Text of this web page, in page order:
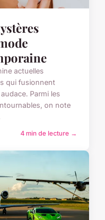
actuelles
qui fusionnent
Parmi les
on note
4 min de lecture →